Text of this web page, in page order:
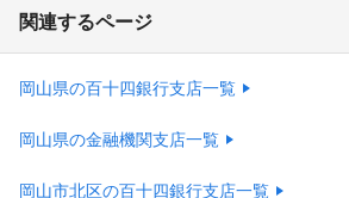
関連するページ
岡山県の百十四銀行支店一覧
岡山県の金融機関支店一覧
岡山市北区の百十四銀行支店一覧